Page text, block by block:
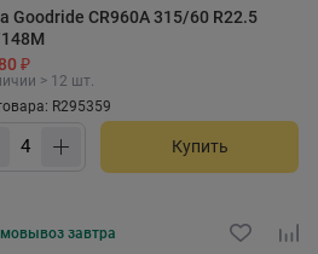
Goodride CR960A 315/60 R22.5
₽
> 12 шт.
R295359
Купить
завтра